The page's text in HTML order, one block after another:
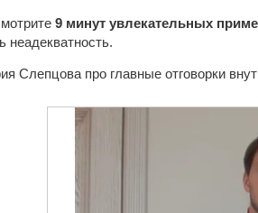
9 минут увлекательных
неадекватность.
Слепцова про главные отговорки